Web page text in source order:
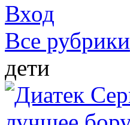
Вход
Все рубрики
дети